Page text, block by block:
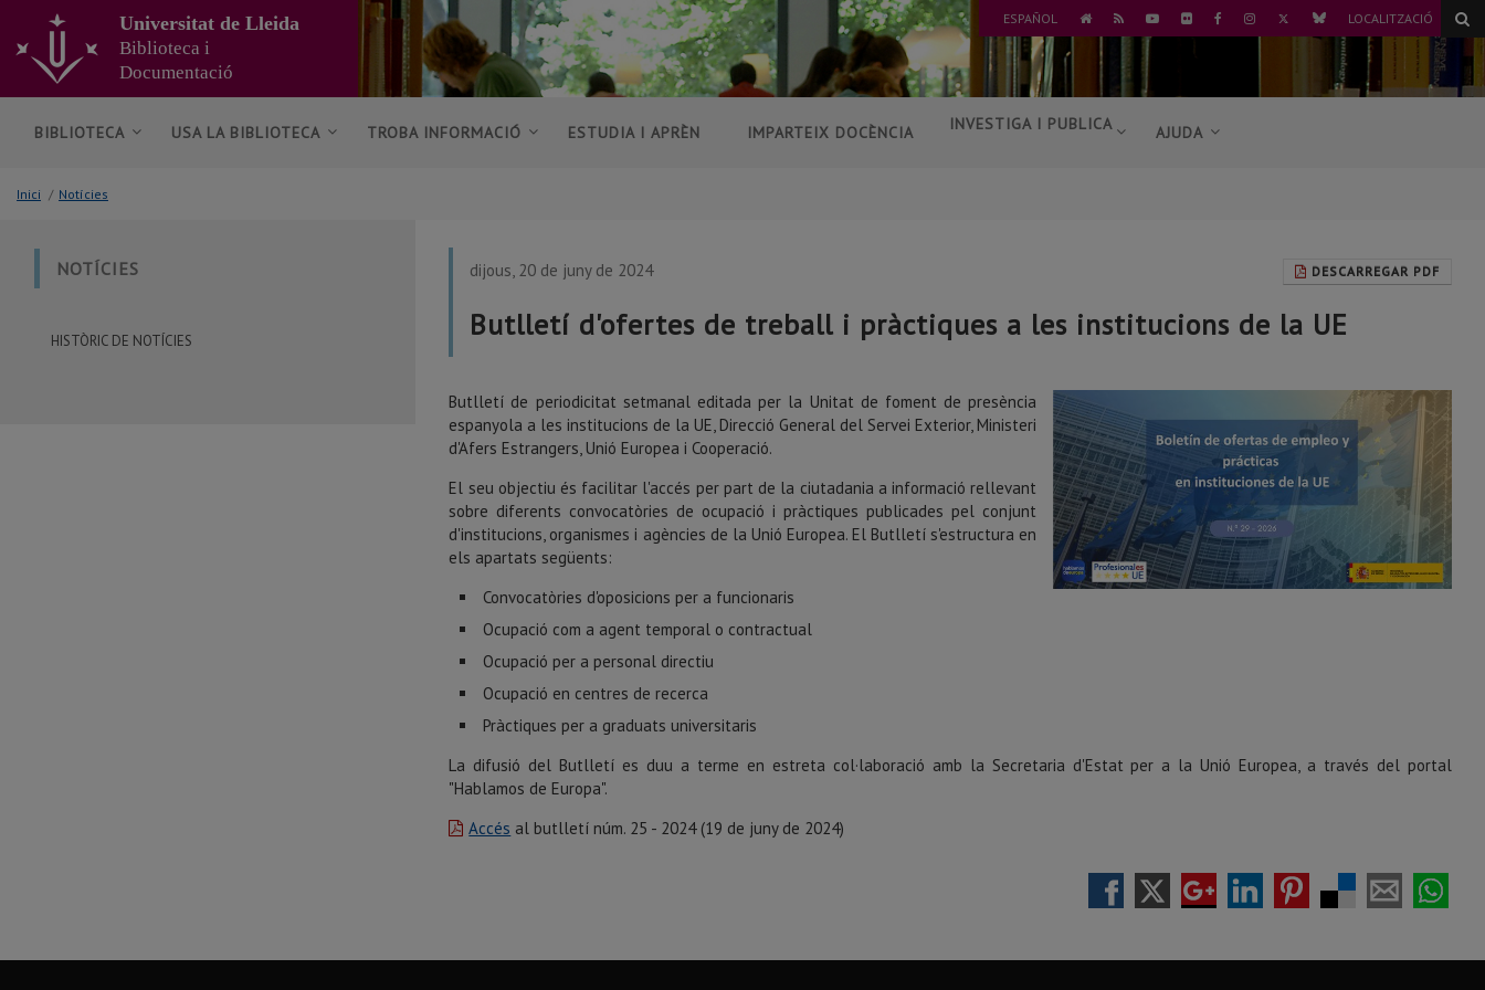
contingut
principal
de
pàgina
ESPAÑOL
ANARRSS YOUTUBE
FLICKRFACEBOOK
INSTAGRAM
TWITTERBLUESKY
LOCALITZACIÓ
Universitat de Lleida
Biblioteca i
Documentació
BIBLIOTECA USA LA BIBLIOTECA TROBA INFORMACIÓ ESTUDIA I APRÈN IMPARTEIX DOCÈNCIA INVESTIGA I PUBLICA AJUDA
Inici / Notícies
NOTÍCIES
HISTÒRIC DE NOTÍCIES
DESCARREGAR PDF
dijous, 20 de juny de 2024
Butlletí d'ofertes de treball i pràctiques a les institucions de la UE
Butlletí de periodicitat setmanal editada per la Unitat de foment de presència
espanyola a les institucions de la UE, Direcció General del Servei Exterior, Ministeri
d'Afers Estrangers, Unió Europea i Cooperació.
El seu objectiu és facilitar l'accés per part de la ciutadania a informació rellevant
sobre diferents convocatòries de ocupació i pràctiques publicades pel conjunt
d'institucions, organismes i agències de la Unió Europea. El Butlletí s'estructura en
els apartats següents:
Convocatòries d'oposicions per a funcionaris
Ocupació com a agent temporal o contractual
Ocupació per a personal directiu
Ocupació en centres de recerca
Pràctiques per a graduats universitaris
La difusió del Butlletí es duu a terme en estreta col·laboració amb la Secretaria d'Estat per a la Unió Europea, a través del portal
"Hablamos de Europa".
Accés al butlletí núm. 25 - 2024 (19 de juny de 2024)